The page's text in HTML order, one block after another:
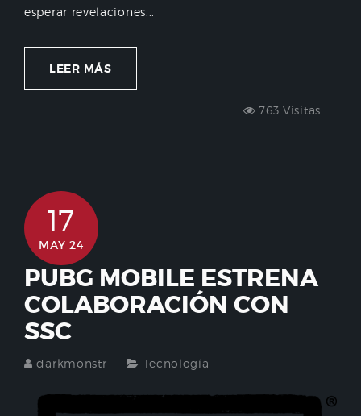
esperar revelaciones...
LEER MÁS
763 Visitas
17
MAY 24
PUBG MOBILE ESTRENA
COLABORACIÓN CON
SSC
darkmonstr Tecnología